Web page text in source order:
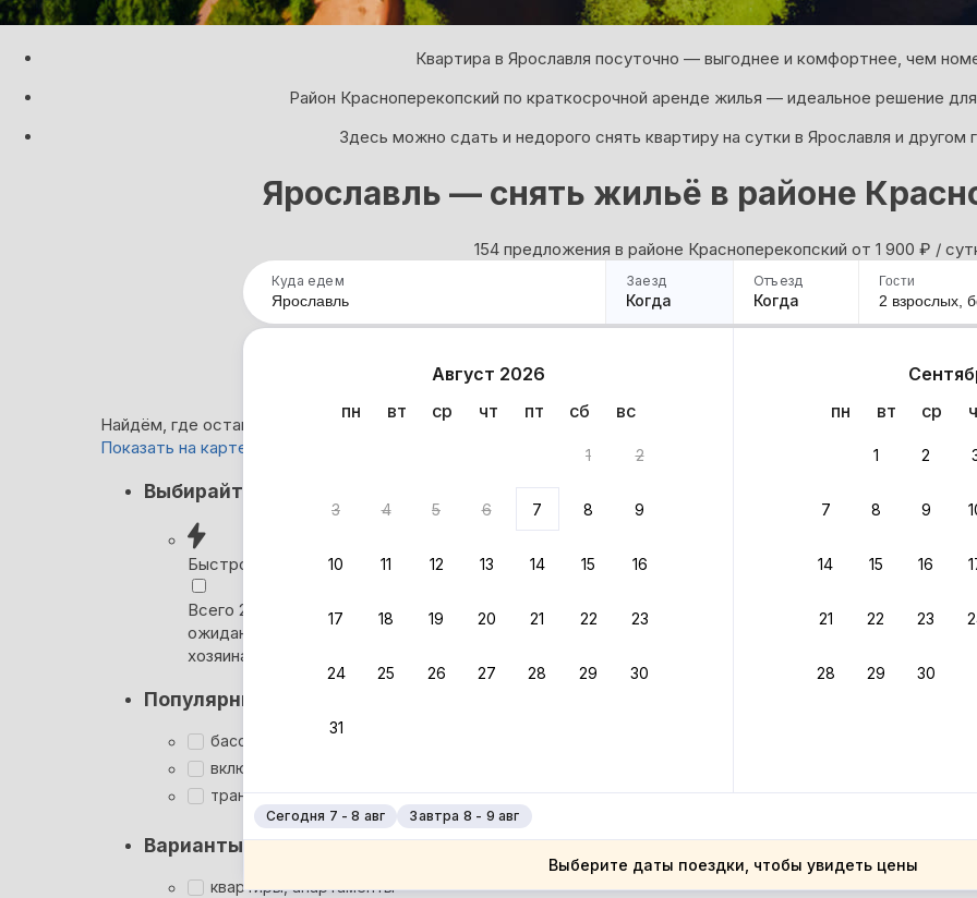
Квартира в Ярославля посуточно — выгоднее и комфортнее, чем
Район Красноперекопский по краткосрочной аренде жилья — идеальное решение
Здесь можно сдать и недорого снять квартиру на сутки в Ярославля и другом
Ярославль — снять жильё в районе
154 предложения в районе Красноперекопский oт 1 900 ₽ /
Куда едем Заезд
Когда
Отъезд
Когда
Август 2026
пн
вт ср чт пт сб вс
1 2
3 4 5 6 7 8 9
10 11 12 13 14 15 16
17 18 19 20 21 22 23
24 25 26 27 28 29 30
31
пн
вт ср
1 2
7 8 9
14 15 16
21 22 23
28 29 30
Сегодня 7 - 8 авг Завтра 8 - 9 авг
Выберите даты поездки, чтобы увидеть цены
Гости
2 взрослых,
Найдём, где остановиться в Ярославле: 154 варианта
Показать на карте
Выбирайте лучшее
Быстрое бронирование
Всего 2 минуты, без
ожидания ответа от
хозяина
Популярные фильтры
бассейн
включён завтрак
трансфер
Варианты размещения
квартиры, апартаменты
Вернём бонусами
Суперхозяин